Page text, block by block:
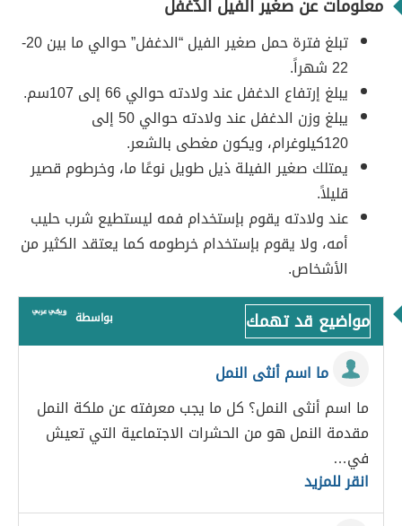
تبلغ فترة حمل صغير الفيل “الدغفل” حوالي ما بين 20-
22 شهراََ.
يبلغ إرتفاع الدغفل عند ولادته حوالي 66 إلى 107سم.
يبلغ وزن الدغفل عند ولادته حوالي 50 إلى
120كيلوغرام، ويكون مغطى بالشعر.
يمتلك صغير الفيلة ذيل طويل نوعًا ما، وخرطوم قصير
قليلاً.
عند ولادته يقوم بإستخدام فمه ليستطيع شرب حليب
أمه، ولا يقوم بإستخدام خرطومه كما يعتقد الكثير من
الأشخاص.
مواضيع قد تهمك بواسطة
ما اسم أنثى النمل
ما اسم أنثى النمل؟ كل ما يجب معرفته عن ملكة النمل
مقدمة النمل هو من الحشرات الاجتماعية التي تعيش
في…
انقر للمزيد